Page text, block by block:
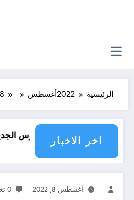
الرئيسية 2022أغسطس 8
اخر الاخبار
الجديد مع ريال مدريد
أغسطس 8, 2022 0 تعليقات